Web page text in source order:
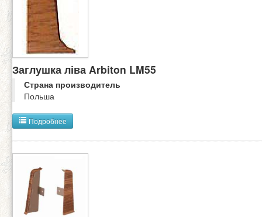
Заглушка ліва Arbiton LM55
Страна производитель
Польша
Подробнее